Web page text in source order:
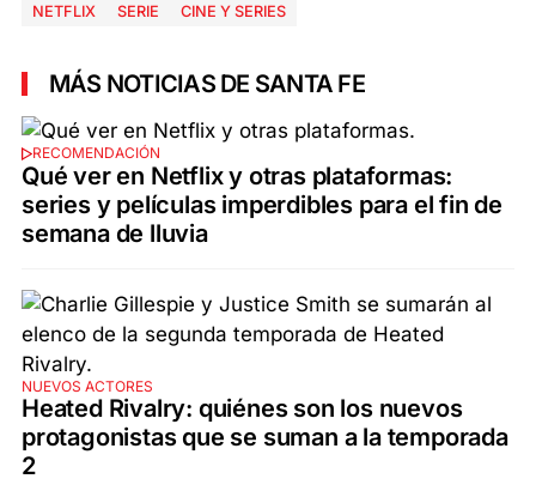
NETFLIX SERIE CINE Y SERIES
MÁS NOTICIAS DE SANTA FE
RECOMENDACIÓN
Qué ver en Netflix y otras plataformas:
series y películas imperdibles para el fin de
semana de lluvia
NUEVOS ACTORES
Heated Rivalry: quiénes son los nuevos
protagonistas que se suman a la temporada
2